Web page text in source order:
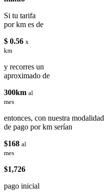
Si tu tarifa
por km es de
$ 0.56 x
km
y recorres un
aproximado de
300km al
mes
entonces, con nuestra modalidad
de pago por km serían
$168 al
mes
$1,726
pago inicial